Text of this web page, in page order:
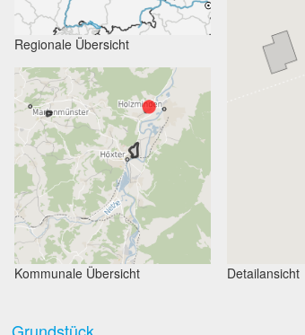
Regionale Übersicht
Kommunale Übersicht Detailansicht
Grundstück